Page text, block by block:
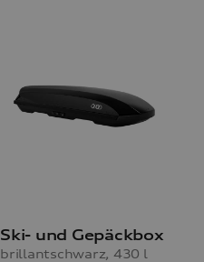
Ski- und Gepäckbox
brillantschwarz, 430 l